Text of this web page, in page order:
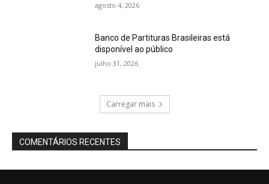
agosto 4, 2026
Banco de Partituras Brasileiras está
disponível ao público
julho 31, 2026
Carregar mais
COMENTÁRIOS RECENTES